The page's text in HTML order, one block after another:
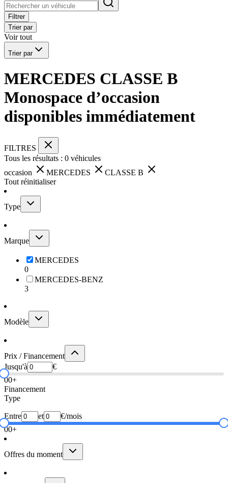
Filtrer
Trier par
Voir tout
Trier par
MERCEDES CLASSE B
Monospace d’occasion
disponibles immédiatement
FILTRES
Tous les résultats : 0 véhicules
occasion
MERCEDES
CLASSE B
Tout réinitialiser
Type
Marque
MERCEDES
0
MERCEDES-BENZ
3
Modèle
Prix / Financement
Jusqu'à
€
00+
Financement
Type
Entre et
€/mois
00+
Offres du moment